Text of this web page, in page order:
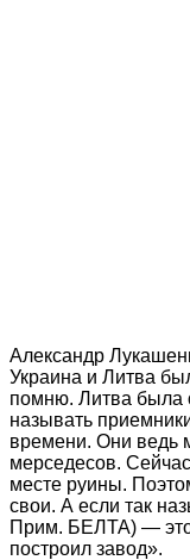
Александр
Украина и Литва
помню. Литва была
называть
времени. Они ведь
мерседесов.
месте руины.
свои. А если так
Прим. БЕЛТА) — это
построил завод».